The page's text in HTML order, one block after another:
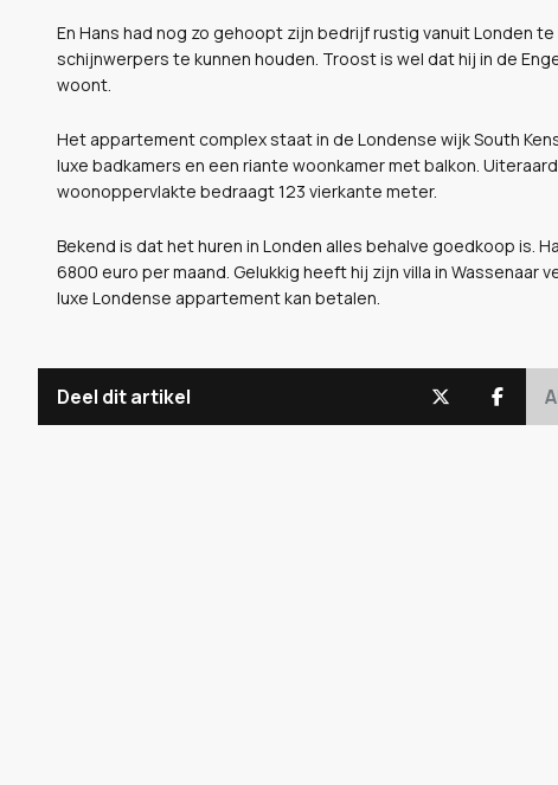
En Hans had nog zo gehoopt zijn bedrijf rustig vanuit Londen
schijnwerpers te kunnen houden. Troost is wel dat hij in de
woont.
Het appartement complex staat in de Londense wijk South
luxe badkamers en een riante woonkamer met balkon.
woonoppervlakte bedraagt 123 vierkante meter.
Bekend is dat het huren in Londen alles behalve goedkoop is.
6800 euro per maand. Gelukkig heeft hij zijn villa in
luxe Londense appartement kan betalen.
Deel dit artikel